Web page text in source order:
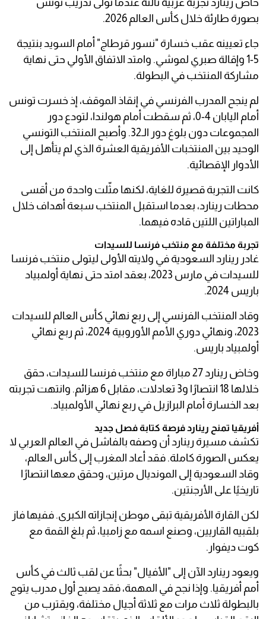
خاض رينارد تجربة عربية ثالثة عندما تولى تدريب تونس
بصورة طارئة خلال كأس العالم 2026.
جاء تعيينه عقب خسارة "نسور قرطاج" أمام السويد بنتيجة
5-1 وإقالة صبري لموشي. وامتد الاتفاق الأولي حتى نهاية
مشاركة المنتخب في البطولة.
لم ينجح المدرب الفرنسي في إنقاذ الموقف، إذ خسرت تونس
أمام اليابان 4-0، ثم سقطت أمام هولندا، لتودع دور
المجموعات دون بلوغ دور الـ32. وأصبح المنتخب التونسي
الوحيد بين المنتخبات الأفريقية العشرة الذي لم يتأهل إلى
الأدوار الإقصائية.
كانت التجربة قصيرة للغاية، لكنها مثّلت واحدة من أقسى
محطات رينارد، بعدما استقبل المنتخب سبعة أهداف خلال
المباراتين اللتين قاده فيهما.
تجربة مختلفة مع منتخب فرنسا للسيدات
غادر رينارد السعودية في ولايته الأولى ليتولى منتخب فرنسا
للسيدات في مارس 2023، بعقد امتد حتى نهاية أولمبياد
باريس 2024.
وقاد المنتخب الفرنسي إلى ربع نهائي كأس العالم للسيدات
2023، ونهائي دوري الأمم الأوروبية 2024، ثم ربع نهائي
أولمبياد باريس.
وخاض رينارد 27 مباراة مع منتخب فرنسا للسيدات، حقق
خلالها 18 انتصارًا و3 تعادلات، مقابل 6 هزائم. وانتهت تجربته
بعد الخسارة أمام البرازيل في ربع نهائي الأولمبياد.
أفريقيا تمنح رينارد فرصة كتابة فصل جديد
تكشف مسيرة رينارد أن وصفه بالفاشل في العالم العربي لا
يعكس الصورة كاملة. فقد أعاد المغرب إلى كأس العالم،
وقاد السعودية إلى المونديال مرتين، وحقق معها انتصارًا
تاريخيًا على الأرجنتين.
لكن القارة الأفريقية تبقى موطن إنجازاته الكبرى. ففيها فاز
بلقبيه القاريين، وصنع اسمه مع زامبيا، ثم بلغ القمة مع
كوت ديفوار.
ويعود رينارد الآن إلى "الأفيال" بحثًا عن لقب ثالث في كأس
أمم أفريقيا. وإذا نجح في المهمة، فقد يصبح أول مدرب يتوج
بالبطولة ثلاث مرات مع ثلاثة أجيال مختلفة، ويقترب من